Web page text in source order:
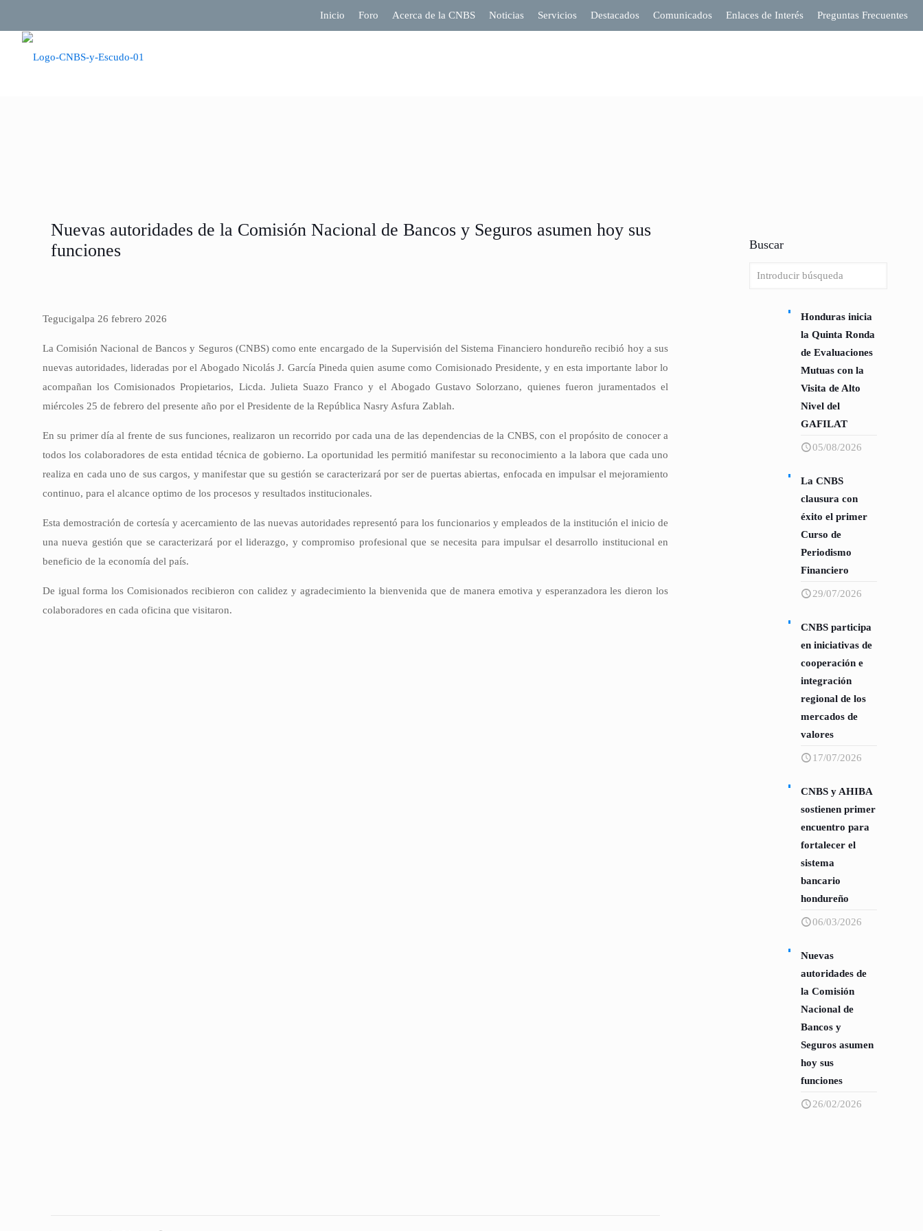
Inicio Foro Acerca de la CNBS Noticias Servicios Destacados Comunicados Enlaces de Interés Preguntas Frecuentes
Nuevas autoridades de la Comisión Nacional de Bancos y Seguros asumen hoy sus
funciones
Tegucigalpa 26 febrero 2026
La Comisión Nacional de Bancos y Seguros (CNBS) como ente encargado de la Supervisión del Sistema Financiero hondureño recibió hoy a sus
nuevas autoridades, lideradas por el Abogado Nicolás J. García Pineda quien asume como Comisionado Presidente, y en esta importante labor lo
acompañan los Comisionados Propietarios, Licda. Julieta Suazo Franco y el Abogado Gustavo Solorzano, quienes fueron juramentados el
miércoles 25 de febrero del presente año por el Presidente de la República Nasry Asfura Zablah.
En su primer día al frente de sus funciones, realizaron un recorrido por cada una de las dependencias de la CNBS, con el propósito de conocer a
todos los colaboradores de esta entidad técnica de gobierno. La oportunidad les permitió manifestar su reconocimiento a la labora que cada uno
realiza en cada uno de sus cargos, y manifestar que su gestión se caracterizará por ser de puertas abiertas, enfocada en impulsar el mejoramiento
continuo, para el alcance optimo de los procesos y resultados institucionales.
Esta demostración de cortesía y acercamiento de las nuevas autoridades representó para los funcionarios y empleados de la institución el inicio de
una nueva gestión que se caracterizará por el liderazgo, y compromiso profesional que se necesita para impulsar el desarrollo institucional en
beneficio de la economía del país.
De igual forma los Comisionados recibieron con calidez y agradecimiento la bienvenida que de manera emotiva y esperanzadora les dieron los
colaboradores en cada oficina que visitaron.
Buscar
Honduras inicia
la Quinta Ronda
de Evaluaciones
Mutuas con la
Visita de Alto
Nivel del
GAFILAT
05/08/2026
La CNBS
clausura con
éxito el primer
Curso de
Periodismo
Financiero
29/07/2026
CNBS participa
en iniciativas de
cooperación e
integración
regional de los
mercados de
valores
17/07/2026
CNBS y AHIBA
sostienen primer
encuentro para
fortalecer el
sistema
bancario
hondureño
06/03/2026
Nuevas
autoridades de
la Comisión
Nacional de
Bancos y
Seguros asumen
hoy sus
funciones
26/02/2026